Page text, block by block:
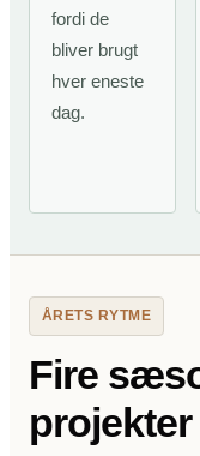
fordi de
bliver brugt
hver eneste
dag.
ÅRETS RYTME
Fire
projekter